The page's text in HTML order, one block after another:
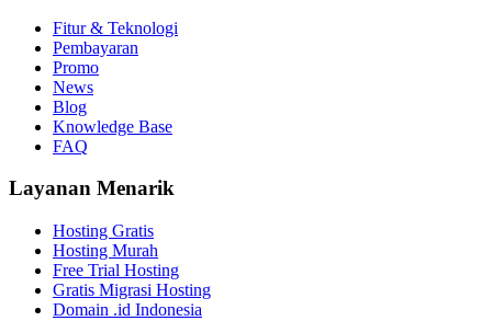
Fitur & Teknologi
Pembayaran
Promo
News
Blog
Knowledge Base
FAQ
Layanan Menarik
Hosting Gratis
Hosting Murah
Free Trial Hosting
Gratis Migrasi Hosting
Domain .id Indonesia